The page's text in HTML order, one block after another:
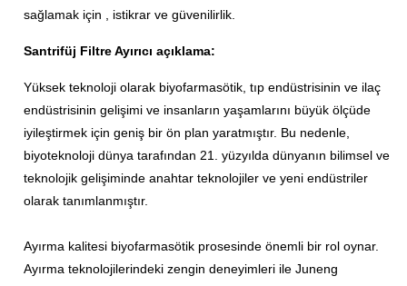
sağlamak için , istikrar ve güvenilirlik.
Santrifüj Filtre Ayırıcı açıklama:
Yüksek teknoloji olarak biyofarmasötik, tıp endüstrisinin ve ilaç
endüstrisinin gelişimi ve insanların yaşamlarını büyük ölçüde
iyileştirmek için geniş bir ön plan yaratmıştır. Bu nedenle,
biyoteknoloji dünya tarafından 21. yüzyılda dünyanın bilimsel ve
teknolojik gelişiminde anahtar teknolojiler ve yeni endüstriler
olarak tanımlanmıştır.
Ayırma kalitesi biyofarmasötik prosesinde önemli bir rol oynar.
Ayırma teknolojilerindeki zengin deneyimleri ile Juneng